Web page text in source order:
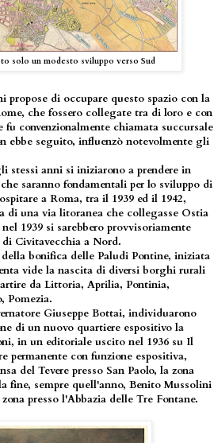
solo un modesto sviluppo verso Sud
propose di occupare questo spazio con la
che fossero collegate tra di loro e con
convenzionalmente chiamata succursale
ebbe seguito, influenzò notevolmente gli
stessi anni si iniziarono a prendere in
saranno fondamentali per lo sviluppo di
a Roma, tra il 1939 ed il 1942,
di una via litoranea che collegasse Ostia
1939 si sarebbero provvisoriamente
Civitavecchia a Nord.
bonifica delle Paludi Pontine, iniziata
vide la nascita di diversi borghi rurali
da Littoria, Aprilia, Pontinia,
Pomezia.
Giuseppe Bottai, individuarono
di un nuovo quartiere espositivo la
in un editoriale uscito nel 1936 su Il
permanente con funzione espositiva,
del Tevere presso San Paolo, la zona
fine, sempre quell'anno, Benito Mussolini
presso l'Abbazia delle Tre Fontane.